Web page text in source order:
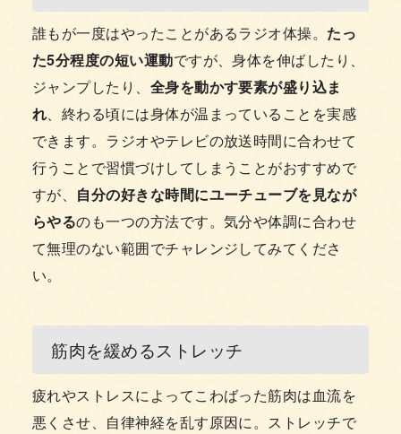
誰もが一度はやったことがあるラジオ体操。 たっ
た5分程度の短い運動ですが、身体を伸ばしたり、
ジャンプしたり、 全身を動かす要素が盛り込ま
れ、終わる頃には身体が温まっていることを実感
できます。ラジオやテレビの放送時間に合わせて
行うことで習慣づけしてしまうことがおすすめで
すが、 自分の好きな時間にユーチューブを見なが
らやるのも一つの方法です。気分や体調に合わせ
て無理のない範囲でチャレンジしてみてくださ
い。
筋肉を緩めるストレッチ
疲れやストレスによってこわばった筋肉は血流を
悪くさせ、自律神経を乱す原因に。ストレッチで